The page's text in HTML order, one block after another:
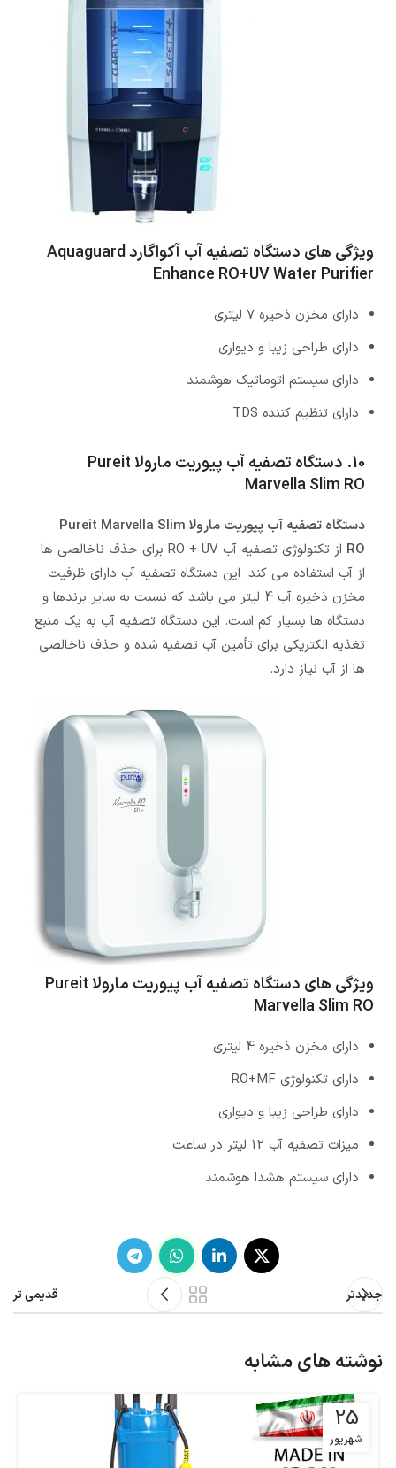
ویژگی های دستگاه تصفیه آب
آکواگارد Aquaguard
Enhance RO+UV Water Purifier
دارای مخزن ذخیره 7 لیتری
دارای طراحی زیبا و دیواری
دارای سیستم اتوماتیک هوشمند
دارای تنظیم کننده TDS
10. دستگاه تصفیه آب پیوریت مارولا Pureit
Marvella Slim RO
دستگاه تصفیه آب پیوریت مارولا Pureit Marvella Slim
RO
از تکنولوژی تصفیه آب RO + UV برای حذف ناخالصی ها
از آب استفاده می کند. این دستگاه تصفیه آب دارای ظرفیت
مخزن ذخیره آب 4 لیتر می باشد که نسبت به سایر برندها و
دستگاه ها بسیار کم است. این دستگاه تصفیه آب به یک منبع
تغذیه الکتریکی برای تأمین آب تصفیه شده و حذف ناخالصی
ها از آب نیاز دارد.
ویژگی های دستگاه تصفیه آب پیوریت مارولا Pureit
Marvella Slim RO
دارای مخزن ذخیره 4 لیتری
دارای تکنولوژی RO+MF
دارای طراحی زیبا و دیواری
میزات تصفیه آب 12 لیتر در ساعت
دارای سیستم هشدا هوشمند
جدیدتر قدیمی تر
نوشته های مشابه
25
شهریور